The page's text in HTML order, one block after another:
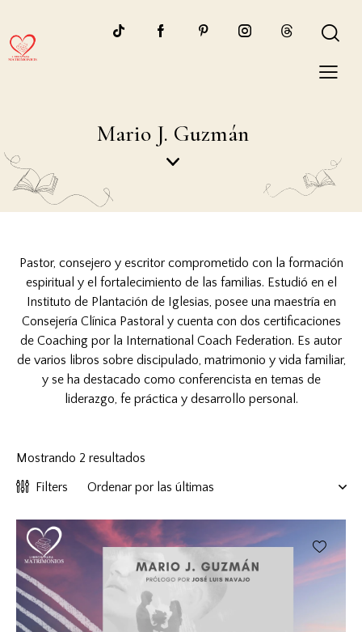
Mario J. Guzmán
Pastor, consejero y escritor comprometido con la formación
espiritual y el fortalecimiento de las familias. Estudió en el
Instituto de Plantación de Iglesias, posee una maestría en
Consejería Clínica Pastoral y cuenta con dos certificaciones
de Coaching por la International Coach Federation. Es autor
de varios libros sobre discipulado, matrimonio y vida familiar,
y se ha destacado como conferencista en temas de
liderazgo, fe práctica y desarrollo personal.
Mostrando 2 resultados
Filters